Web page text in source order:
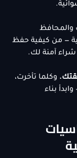
والمحافظ
— من كيفية حفظ
شراء آمنة لك.
وكلما تأخرت،
بناء